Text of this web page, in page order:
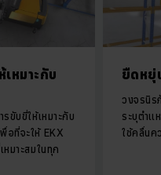
เหมาะกับ
ขับขี่ให้เหมาะกับ
อที่จะให้ EKX
มาะสมในทุก
ยืดหยุ่
วงจรนิร
ระบุตำแ
ใช้คลื่นค